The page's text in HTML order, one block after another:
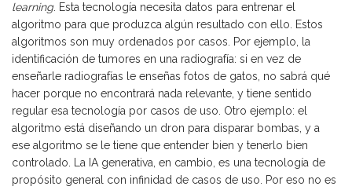
learning. Esta tecnología necesita datos para entrenar el
algoritmo para que produzca algún resultado con ello. Estos
algoritmos son muy ordenados por casos. Por ejemplo, la
identificación de tumores en una radiografía: si en vez de
enseñarle radiografías le enseñas fotos de gatos, no sabrá qué
hacer porque no encontrará nada relevante, y tiene sentido
regular esa tecnología por casos de uso. Otro ejemplo: el
algoritmo está diseñando un dron para disparar bombas, y a
ese algoritmo se le tiene que entender bien y tenerlo bien
controlado. La IA generativa, en cambio, es una tecnología de
propósito general con infinidad de casos de uso. Por eso no es